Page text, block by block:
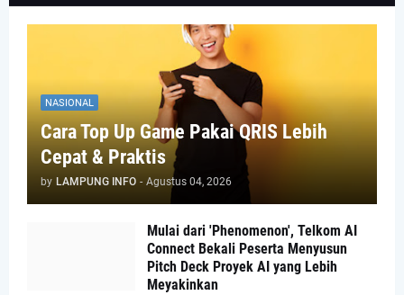
NASIONAL
Cara Top Up Game Pakai QRIS Lebih
Cepat & Praktis
by LAMPUNG INFO - Agustus 04, 2026
Mulai dari 'Phenomenon', Telkom AI
Connect Bekali Peserta Menyusun
Pitch Deck Proyek AI yang Lebih
Meyakinkan